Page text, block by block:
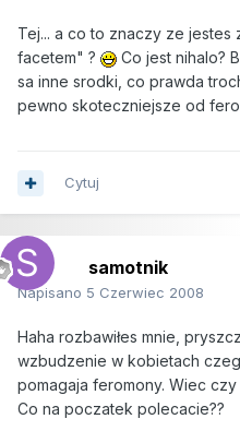
Tej... a co to znaczy ze jestes
facetem" ?
Co jest nihalo?
sa inne srodki, co prawda
pewno skoteczniejsze od
Cytuj
samotnik
Napisano 5 Czerwiec 2008
Haha rozbawiłes mnie,
wzbudzenie w kobietach
pomagaja feromony. Wiec
Co na poczatek polecacie??